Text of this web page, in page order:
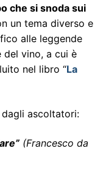
che si snoda sui
un tema diverso e
alle leggende
vino, a cui è
nel libro “La
ascoltatori:
(Francesco da